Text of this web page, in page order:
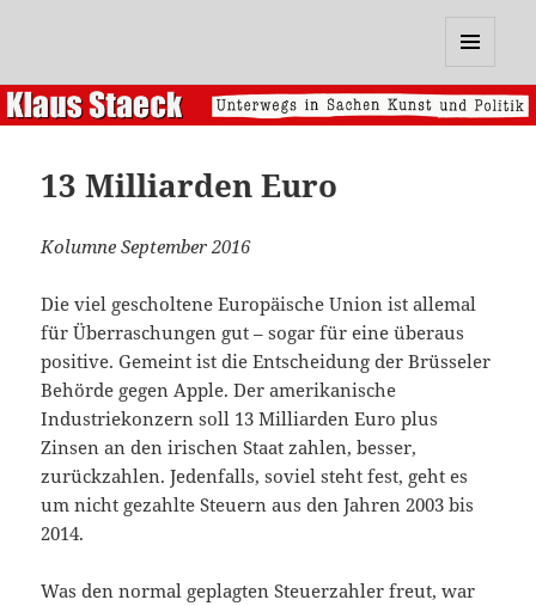
UND
WIDGETS
13 Milliarden Euro
Kolumne September 2016
Die viel gescholtene Europäische Union ist allemal
für Überraschungen gut – sogar für eine überaus
positive. Gemeint ist die Entscheidung der Brüsseler
Behörde gegen Apple. Der amerikanische
Industriekonzern soll 13 Milliarden Euro plus
Zinsen an den irischen Staat zahlen, besser,
zurückzahlen. Jedenfalls, soviel steht fest, geht es
um nicht gezahlte Steuern aus den Jahren 2003 bis
2014.
Was den normal geplagten Steuerzahler freut, war